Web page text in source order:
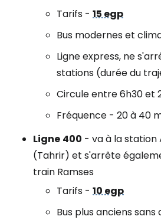
Tarifs - 15 egp
Bus modernes et
Ligne express, ne
stations (durée du
Circule entre 6h30 et
Fréquence - 20 à 40
Ligne 400 - va à la station
(Tahrir) et s'arrête
train Ramses
Tarifs - 10 egp
Bus plus anciens